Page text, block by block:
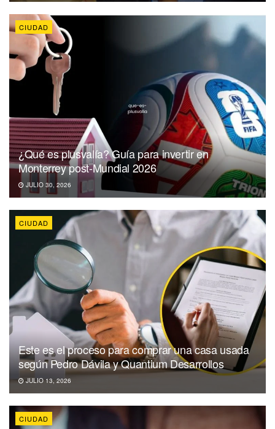
CIUDAD
¿Qué es plusvalía? Guía para invertir en
Monterrey post-Mundial 2026
JULIO 30, 2026
CIUDAD
Este es el proceso para comprar una casa usada
según Pedro Dávila y Quantium Desarrollos
JULIO 13, 2026
CIUDAD